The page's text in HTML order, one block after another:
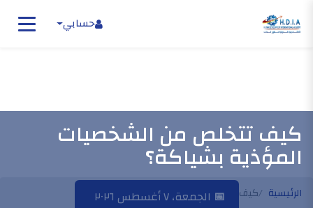
حسابي
كيف تتخلص من الشخصيات
المؤذية بشياكة؟
📅 الجمعة، ٧ أغسطس ٢٠٢٦ الرئيسية كيف تتخلص من الشخصيات المؤذية بشياكة؟